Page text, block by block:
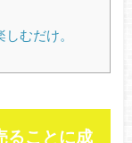
むだけ。
ることに成